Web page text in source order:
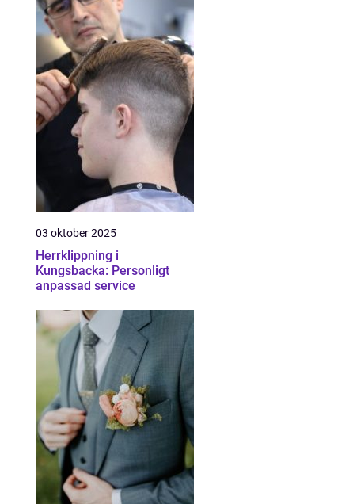
03 oktober 2025
Herrklippning i
Kungsbacka: Personligt
anpassad service